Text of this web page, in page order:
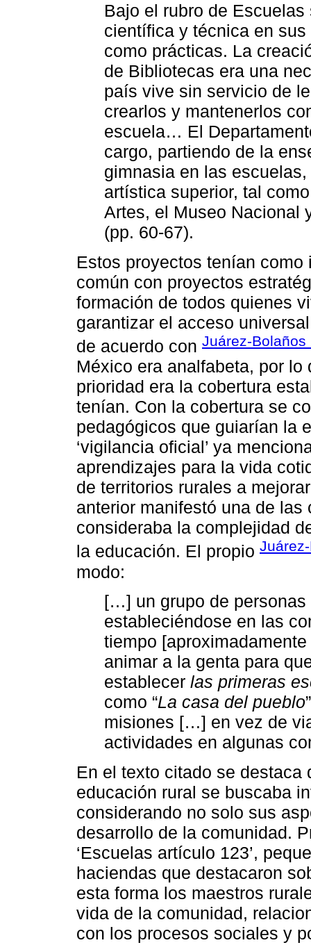
Bajo el rubro de
científica y técnica en
como prácticas. La
de Bibliotecas era una
país vive sin servicio de
crearlos y mantenerlos
escuela… El
cargo, partiendo de la
gimnasia en las
artística superior, tal
Artes, el Museo Nacional
(pp. 60-67).
Estos proyectos tenían
común con proyectos
formación de todos quienes
garantizar el acceso
de acuerdo con Juárez-Bolaños
México era analfabeta, por
prioridad era la cobertura
tenían. Con la cobertura se
pedagógicos que guiarían la
‘vigilancia oficial’ ya
aprendizajes para la vida
de territorios rurales a
anterior manifestó una de
consideraba la complejidad
la educación. El propio
modo:
[…] un grupo de
estableciéndose en las
tiempo
animar a la genta para
establecer las primeras
como “La casa del pueblo
misiones […] en vez de
actividades en algunas
En el texto citado se
educación rural se buscaba
considerando no solo sus
desarrollo de la comunidad.
‘Escuelas artículo 123’,
haciendas que destacaron
esta forma los maestros
vida de la comunidad,
con los procesos sociales y